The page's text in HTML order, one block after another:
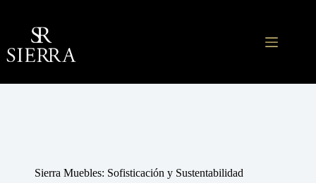
contenido
Sierra Muebles: Sofisticación y Sustentabilidad